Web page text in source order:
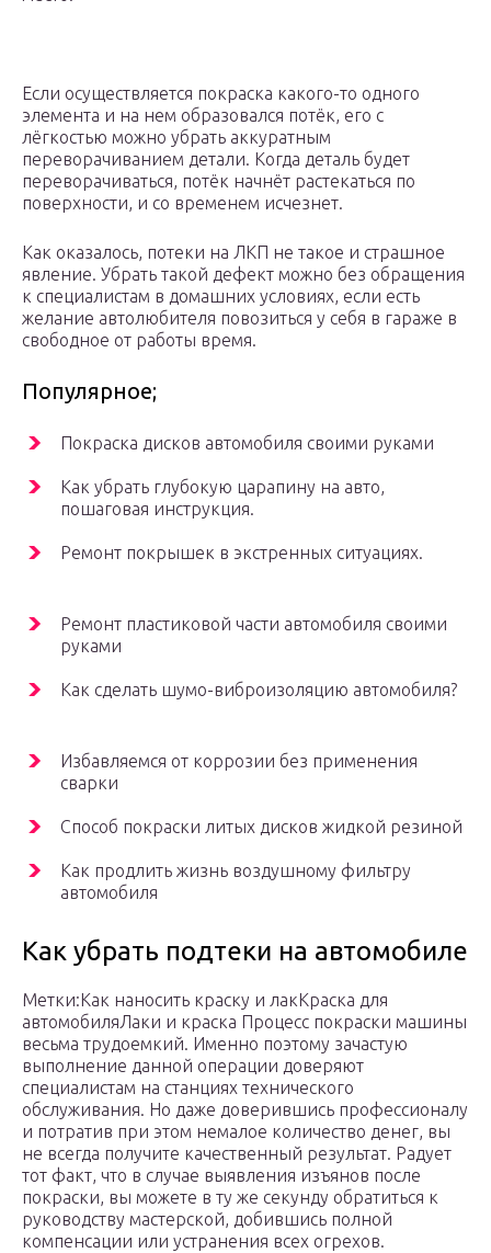
Если осуществляется покраска какого-то одного
элемента и на нем образовался потёк, его с
лёгкостью можно убрать аккуратным
переворачиванием детали. Когда деталь будет
переворачиваться, потёк начнёт растекаться по
поверхности, и со временем исчезнет.
Как оказалось, потеки на ЛКП не такое и страшное
явление. Убрать такой дефект можно без обращения
к специалистам в домашних условиях, если есть
желание автолюбителя повозиться у себя в гараже в
свободное от работы время.
Популярное;
Покраска дисков автомобиля своими руками
Как убрать глубокую царапину на авто,
пошаговая инструкция.
Ремонт покрышек в экстренных ситуациях.
Ремонт пластиковой части автомобиля своими
руками
Как сделать шумо-виброизоляцию автомобиля?
Избавляемся от коррозии без применения
сварки
Способ покраски литых дисков жидкой резиной
Как продлить жизнь воздушному фильтру
автомобиля
Как убрать подтеки на автомобиле
Метки:Как наносить краску и лакКраска для
автомобиляЛаки и краска Процесс покраски машины
весьма трудоемкий. Именно поэтому зачастую
выполнение данной операции доверяют
специалистам на станциях технического
обслуживания. Но даже доверившись профессионалу
и потратив при этом немалое количество денег, вы
не всегда получите качественный результат. Радует
тот факт, что в случае выявления изъянов после
покраски, вы можете в ту же секунду обратиться к
руководству мастерской, добившись полной
компенсации или устранения всех огрехов.